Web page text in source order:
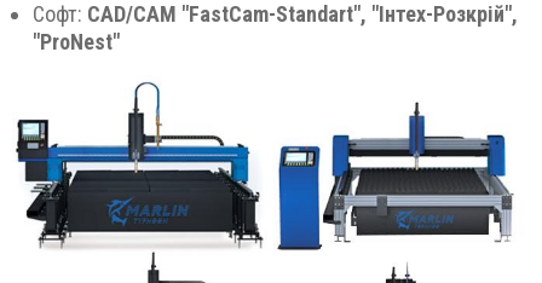
Софт: CAD/CAM "FastCam-Standart", "Інтех-Розкрій",
"ProNest"